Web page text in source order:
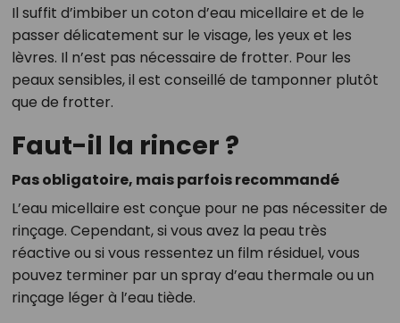
Il suffit d’imbiber un coton d’eau micellaire et de le
passer délicatement sur le visage, les yeux et les
lèvres. Il n’est pas nécessaire de frotter. Pour les
peaux sensibles, il est conseillé de tamponner plutôt
que de frotter.
Faut-il la rincer ?
Pas obligatoire, mais parfois recommandé
L’eau micellaire est conçue pour ne pas nécessiter de
rinçage. Cependant, si vous avez la peau très
réactive ou si vous ressentez un film résiduel, vous
pouvez terminer par un spray d’eau thermale ou un
rinçage léger à l’eau tiède.